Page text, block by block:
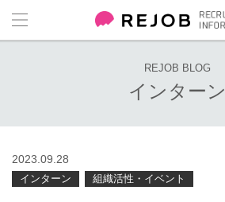
REJOB BLOG
インターン
2023.09.28
インターン 組織活性・イベント